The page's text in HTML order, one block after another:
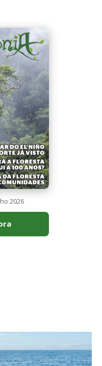
serpentes contra
nos campos
em grupo para